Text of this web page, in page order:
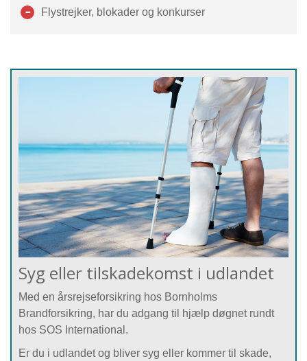
Flystrejker, blokader og konkurser
Syg eller tilskadekomst i udlandet
Med en årsrejseforsikring hos Bornholms
Brandforsikring, har du adgang til hjælp døgnet rundt
hos SOS International.
Er du i udlandet og bliver syg eller kommer til skade,